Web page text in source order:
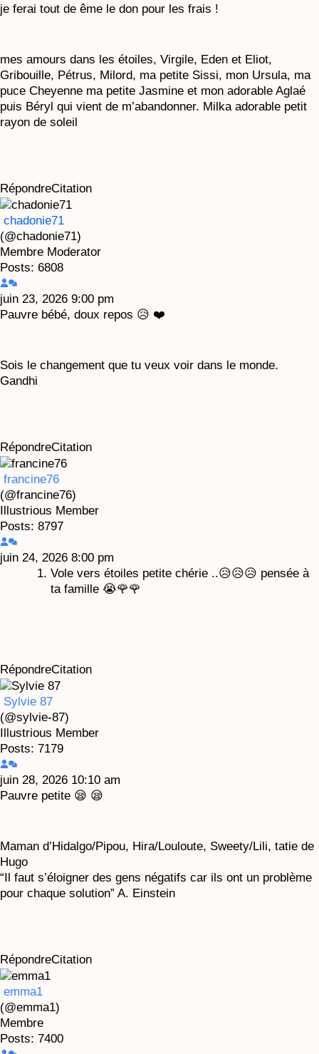
je ferai tout de ême le don pour les frais !
mes amours dans les étoiles, Virgile, Eden et Eliot,
Gribouille, Pétrus, Milord, ma petite Sissi, mon Ursula, ma
puce Cheyenne ma petite Jasmine et mon adorable Aglaé
puis Béryl qui vient de m’abandonner. Milka adorable petit
rayon de soleil
RépondreCitation
chadonie71
(@chadonie71)
Membre Moderator
Posts: 6808
juin 23, 2026 9:00 pm
Pauvre bébé, doux repos 😥 ❤️
Sois le changement que tu veux voir dans le monde.
Gandhi
RépondreCitation
francine76
(@francine76)
Illustrious Member
Posts: 8797
juin 24, 2026 8:00 pm
Vole vers étoiles petite chérie ..😥😥😥 pensée à
ta famille 😭🌹🌹
RépondreCitation
Sylvie 87
(@sylvie-87)
Illustrious Member
Posts: 7179
juin 28, 2026 10:10 am
Pauvre petite 😪 😪
Maman d’Hidalgo/Pipou, Hira/Louloute, Sweety/Lili, tatie de
Hugo
“Il faut s’éloigner des gens négatifs car ils ont un problème
pour chaque solution” A. Einstein
RépondreCitation
emma1
(@emma1)
Membre
Posts: 7400